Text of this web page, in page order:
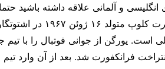
انگلیسی و آلمانی علاقه داشته باشید
شنیده اید. یورگن
است. یورگن از جوانی فوتبال را با تیم
اینتراخت فرانکفورت شد. بعد از آن وارد